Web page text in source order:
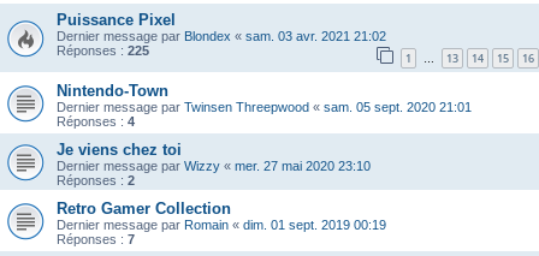
Puissance Pixel
Dernier message par Blondex « sam. 03 avr. 2021 21:02
Réponses : 225 1 … 13 14 15 16
Nintendo-Town
Dernier message par Twinsen Threepwood « sam. 05 sept. 2020 21:01
Réponses : 4
Je viens chez toi
Dernier message par Wizzy « mer. 27 mai 2020 23:10
Réponses : 2
Retro Gamer Collection
Dernier message par Romain « dim. 01 sept. 2019 00:19
Réponses : 7